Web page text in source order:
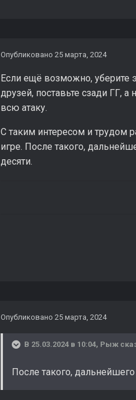
Опубликовано 25 марта, 2024
Если ещё возможно, уберите
друзей, поставьте сзади ГГ,
всю атаку.
С таким интересом и трудом
игре. После такого,
десяти.
Опубликовано 25 марта, 2024
В 25.03.2024 в 10:04, Рыж
После такого,